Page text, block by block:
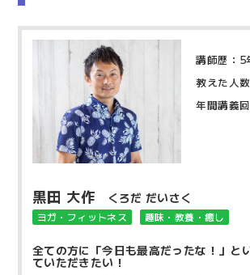
講師歴：5
教えた人
年間講義
黒田 大作 くろだ だいさく
ヨガ・フィットネス 趣味・教養・癒し
全ての方に「今日も最高だったな！」と
ていただきたい！